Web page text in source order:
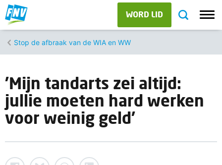
WORD LID
Stop de afbraak van de WIA en WW
'Mijn tandarts zei altijd:
jullie moeten hard werken
voor weinig geld'